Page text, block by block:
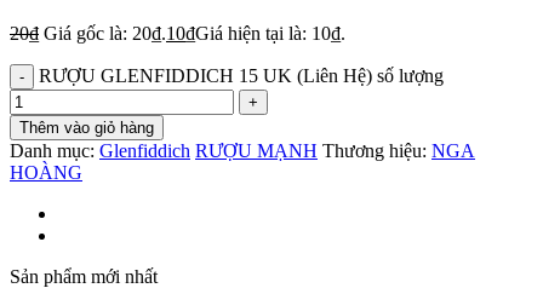
20₫ Giá gốc là: 20₫.10₫Giá hiện tại là: 10₫.
RƯỢU GLENFIDDICH 15 UK (Liên Hệ) số lượng
Thêm vào giỏ hàng
Danh mục: Glenfiddich RƯỢU MẠNH Thương hiệu: NGA
HOÀNG
Sản phẩm mới nhất